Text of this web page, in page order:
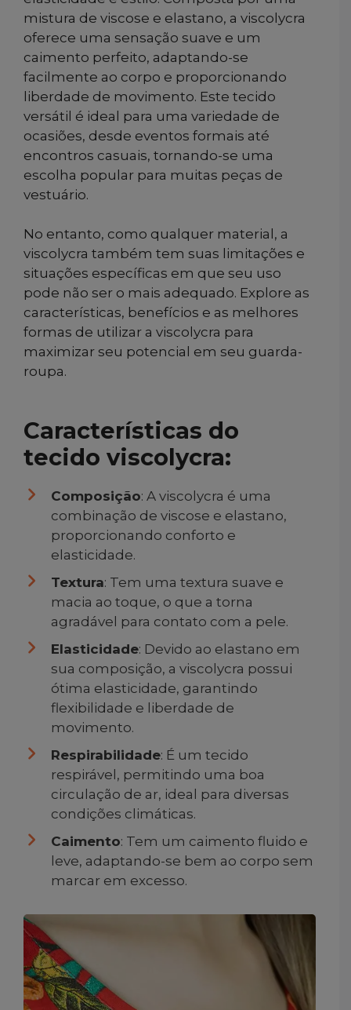
mistura de viscose e elastano, a viscolycra
oferece uma sensação suave e um
caimento perfeito, adaptando-se
facilmente ao corpo e proporcionando
liberdade de movimento. Este tecido
versátil é ideal para uma variedade de
ocasiões, desde eventos formais até
encontros casuais, tornando-se uma
escolha popular para muitas peças de
vestuário.
No entanto, como qualquer material, a
viscolycra também tem suas limitações e
situações específicas em que seu uso
pode não ser o mais adequado. Explore as
características, benefícios e as melhores
formas de utilizar a viscolycra para
maximizar seu potencial em seu guarda-
roupa.
Características do
tecido viscolycra:
Composição: A viscolycra é uma
combinação de viscose e elastano,
proporcionando conforto e
elasticidade.
Textura: Tem uma textura suave e
macia ao toque, o que a torna
agradável para contato com a pele.
Elasticidade: Devido ao elastano em
sua composição, a viscolycra possui
ótima elasticidade, garantindo
flexibilidade e liberdade de
movimento.
Respirabilidade: É um tecido
respirável, permitindo uma boa
circulação de ar, ideal para diversas
condições climáticas.
Caimento: Tem um caimento fluido e
leve, adaptando-se bem ao corpo sem
marcar em excesso.